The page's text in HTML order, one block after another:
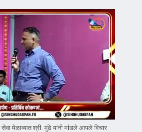
मेळाव्यात श्री. मुंढे यांनी मांडले आपले विचार